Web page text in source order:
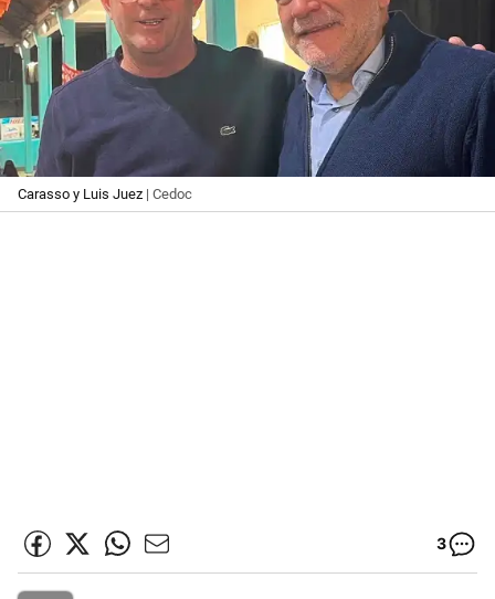
Carasso y Luis Juez | Cedoc
3